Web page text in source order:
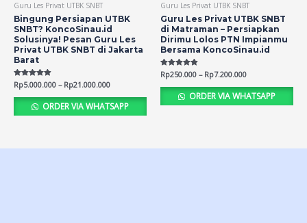
Guru Les Privat UTBK SNBT
Bingung Persiapan UTBK
SNBT? KoncoSinau.id
Solusinya! Pesan Guru Les
Privat UTBK SNBT di Jakarta
Barat
Rated
4.84
out of 5
Rp5.000.000 – Rp21.000.000
ORDER VIA WHATSAPP
Guru Les Privat UTBK SNBT
Guru Les Privat UTBK SNBT
di Matraman – Persiapkan
Dirimu Lolos PTN Impianmu
Bersama KoncoSinau.id
Rated
4.84
out of 5
Rp250.000 – Rp7.200.000
ORDER VIA WHATSAPP